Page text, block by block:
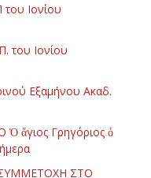
Ιονίου
του Ιονίου
Εξαμήνου Ακαδ.
ἅγιος Γρηγόριος ὁ
ΣΤΟ